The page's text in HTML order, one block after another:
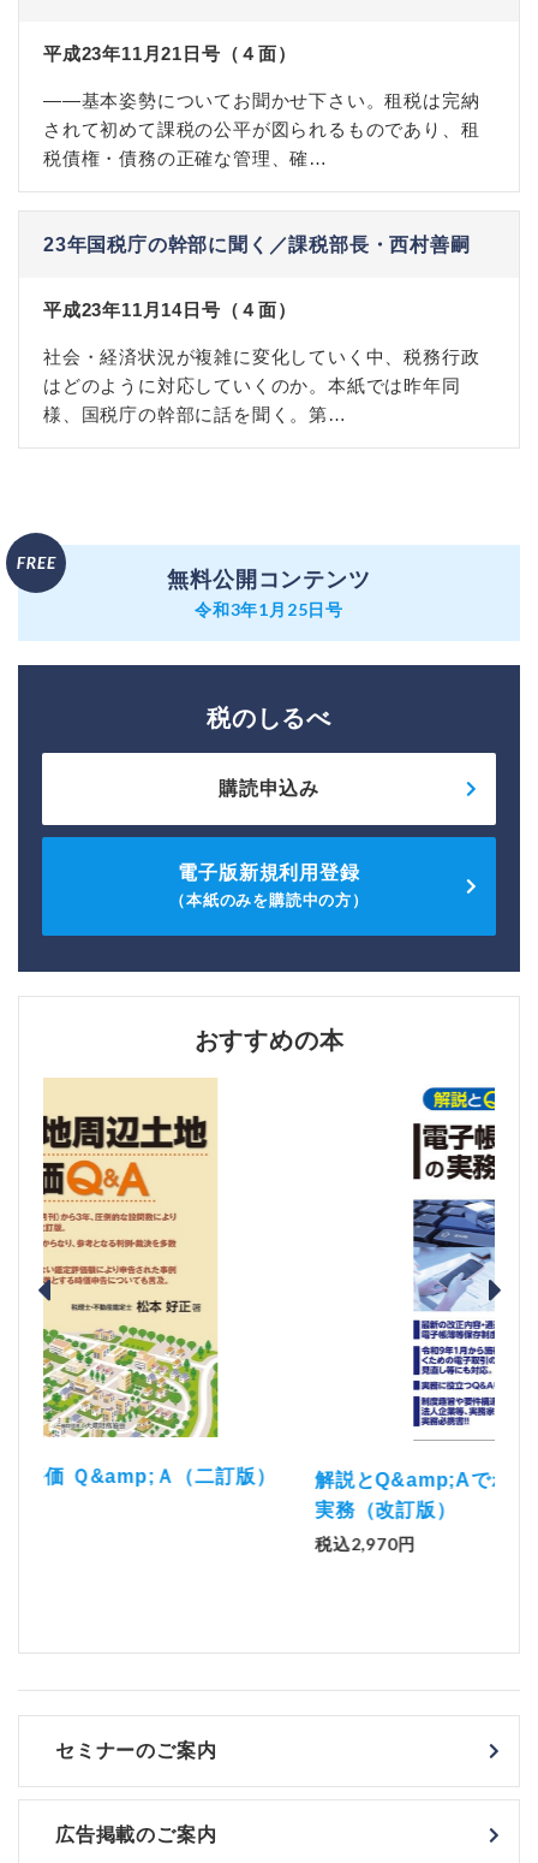
平成23年11月21日号（４面）
――基本姿勢についてお聞かせ下さい。租税は完納
されて初めて課税の公平が図られるものであり、租
税債権・債務の正確な管理、確…
23年国税庁の幹部に聞く／課税部長・西村善嗣
平成23年11月14日号（４面）
社会・経済状況が複雑に変化していく中、税務行政
はどのように対応していくのか。本紙では昨年同
様、国税庁の幹部に話を聞く。第…
無料公開コンテンツ
令和3年1月25日号
税のしるべ
購読申込み
電子版新規利用登録
（本紙のみを購読中の方）
おすすめの本
解説とQ&amp;Aでわかる 電子帳簿等保存制度の
セミナーのご案内
広告掲載のご案内